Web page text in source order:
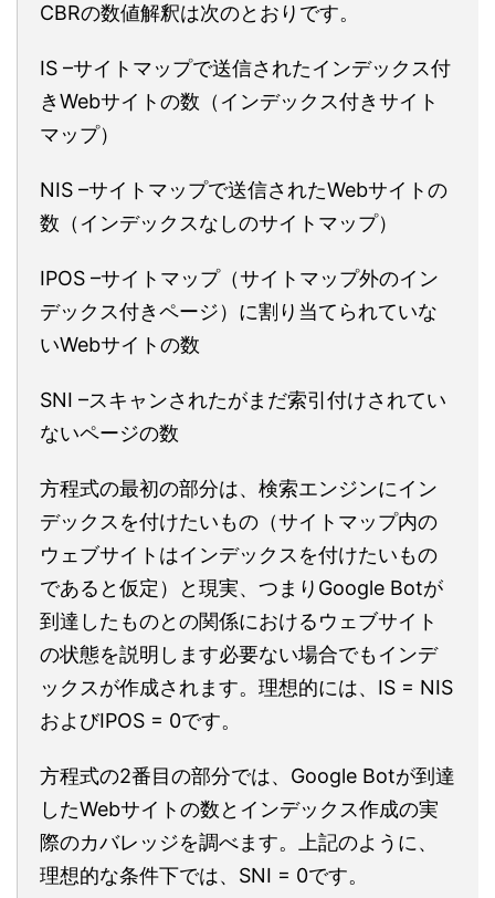
CBRの数値解釈は次のとおりです。
IS –サイトマップで送信されたインデックス付
きWebサイトの数（インデックス付きサイト
マップ）
NIS –サイトマップで送信されたWebサイトの
数（インデックスなしのサイトマップ）
IPOS –サイトマップ（サイトマップ外のイン
デックス付きページ）に割り当てられていな
いWebサイトの数
SNI –スキャンされたがまだ索引付けされてい
ないページの数
方程式の最初の部分は、検索エンジンにイン
デックスを付けたいもの（サイトマップ内の
ウェブサイトはインデックスを付けたいもの
であると仮定）と現実、つまりGoogle Botが
到達したものとの関係におけるウェブサイト
の状態を説明します必要ない場合でもインデ
ックスが作成されます。理想的には、IS = NIS
およびIPOS = 0です。
方程式の2番目の部分では、Google Botが到達
したWebサイトの数とインデックス作成の実
際のカバレッジを調べます。上記のように、
理想的な条件下では、SNI = 0です。